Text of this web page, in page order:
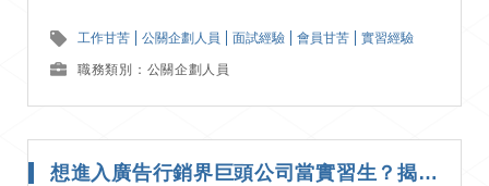
工作甘苦 公關企劃人員 面試經驗 會員甘苦 實習經驗
職務類別：公關企劃人員
想進入廣告行銷界巨頭公司當實習生？揭世紀奧美公關面試全流程！｜面試經驗分享